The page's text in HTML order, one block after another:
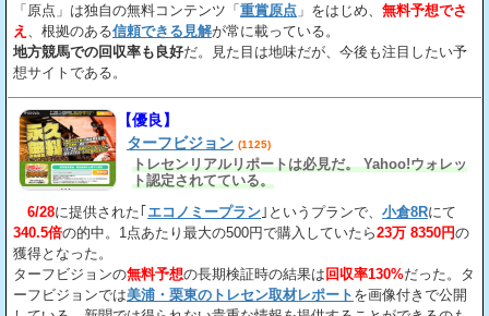
「原点」は独自の無料コンテンツ「 重賞原点 」をはじめ、 無料予想でさ
え
、根拠のある信頼できる見解が常に載っている。
地方競馬での回収率も良好だ。見た目は地味だが、今後も注目したい予
想サイトである。
【優良】
ターフビジョン (1125)
トレセンリアルリポートは必見だ。 Yahoo!ウォレッ
ト認定されてている。
6/28に提供された｢ エコノミープラン ｣というプランで、 小倉8Rにて
340.5倍の的中。1点あたり最大の500円で購入していたら23万 8350円の
獲得となった。
ターフビジョンの無料予想の長期検証時の結果は 回収率130%だった。タ
ーフビジョンでは美浦・栗東のトレセン取材レポート を画像付きで公開